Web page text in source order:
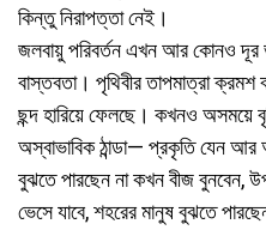
কিন্তু নিরাপত্তা নেই।
জলবায়ু পরিবর্তন এখন আর কোনও দূর
বাস্তবতা। পৃথিবীর তাপমাত্রা
ছন্দ হারিয়ে ফেলছে। কখনও অসময়ে
অস্বাভাবিক ঠান্ডা— প্রকৃতি যেন
বুঝতে পারছেন না কখন বীজ বুনবেন,
ভেসে যাবে, শহরের মানুষ বুঝতে